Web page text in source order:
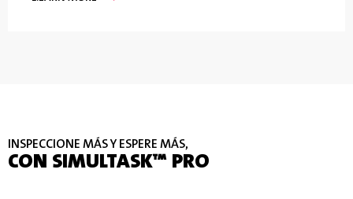
INSPECCIONE MÁS Y ESPERE MÁS,
CON SIMULTASK™ PRO